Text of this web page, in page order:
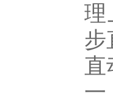
理
步
直